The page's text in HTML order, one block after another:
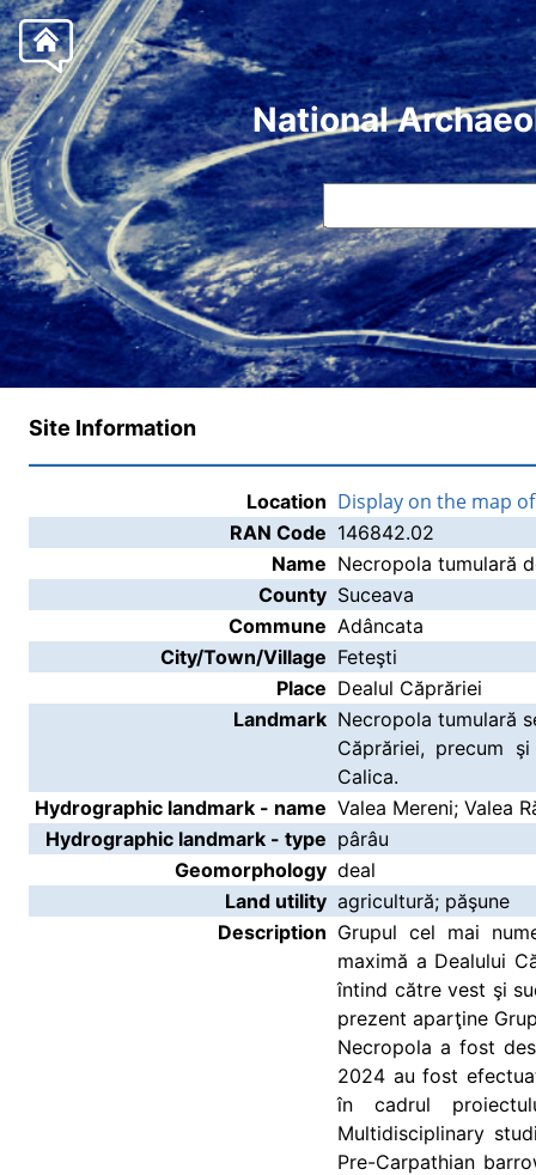
National
Site Information
Location Display on the map
RAN Code 146842.02
Name Necropola tumulară
County Suceava
Commune Adâncata
City/Town/Village Feteşti
Place Dealul Căprăriei
Landmark Necropola tumulară
Căprăriei, precum
Calica.
Hydrographic landmark - name Valea Mereni; Valea
Hydrographic landmark - type pârâu
Geomorphology deal
Land utility agricultură; păşune
Description Grupul cel mai
maximă a Dealului
întind către vest şi
prezent aparţine
Necropola a fost
2024 au fost
în cadrul
Multidisciplinary
Pre-Carpathian